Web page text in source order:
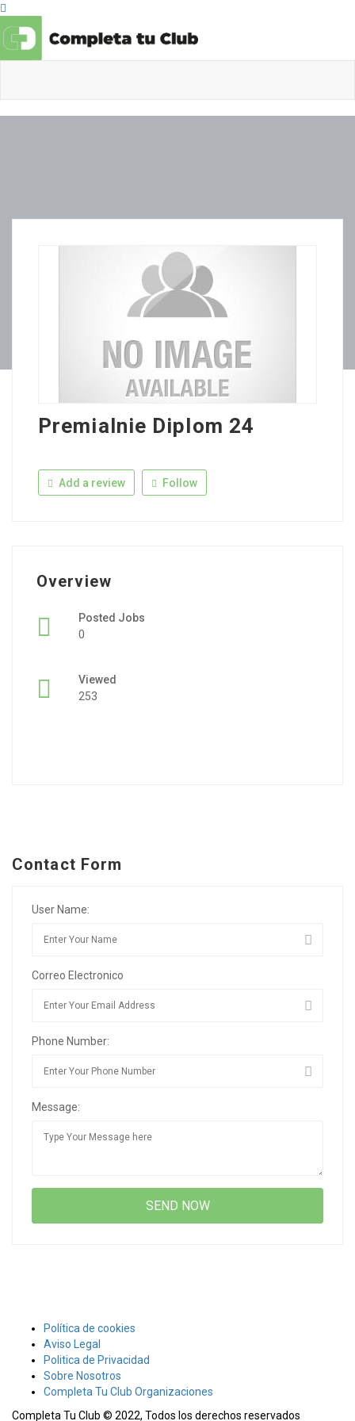
Premialnie Diplom 24
Add a review Follow
Overview
Posted Jobs
0
Viewed
253
Contact Form
User Name:
Correo Electronico
Phone Number:
Message:
Política de cookies
Aviso Legal
Politica de Privacidad
Sobre Nosotros
Completa Tu Club Organizaciones
Completa Tu Club © 2022, Todos los derechos reservados